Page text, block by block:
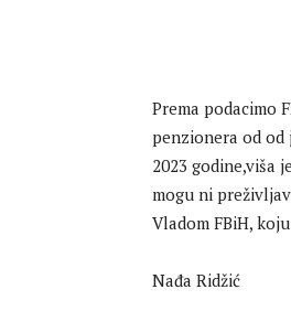
Prema podacimo
penzionera od od
2023 godine,viša
mogu ni
Vladom FBiH,
Nađa Ridžić